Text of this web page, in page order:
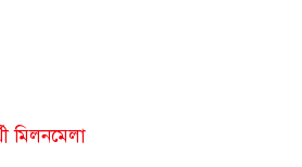
মিলনমেলা